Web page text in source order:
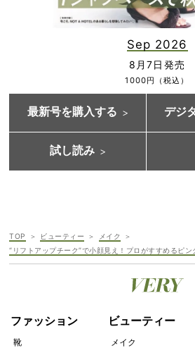
Sep 2026
8月7日発売
1000円（税込）
最新号を購入する デジ
試し読み
TOP ビューティー
メイク
“リフトアップチーク”で小顔見え！プロがすすめるピン
ファッション
靴
ビューティー
メイク